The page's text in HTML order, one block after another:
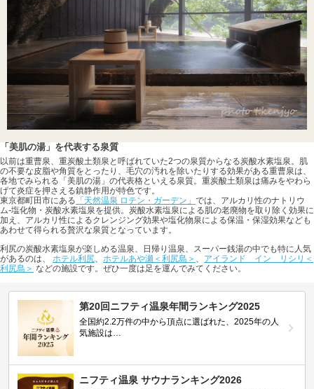
「美肌の湯」を代表する泉質
以前は重曹泉、重炭酸土類泉と呼ばれていた2つの泉質からなる炭酸水素塩泉。肌
の不要な皮脂や角質をとったり、毛穴の汚れを除いたりする効果がある重曹泉は、
各地でみられる「美肌の湯」の代表格といえる泉質。重炭酸土類泉は痛みをやわら
げて炎症を押さえる鎮静作用が特色です。
東京都町田市にある 「天然温泉 ロテン・ガーデン」 では、アルカリ性のナトリウ
ム-塩化物・炭酸水素塩泉を提供。炭酸水素塩泉による肌の老廃物を取り除く効果に
加え、アルカリ性によるクレンジング効果や塩化物泉による保温・保湿効果なども
あわせて得られる贅沢な泉質となっています。
利尻の炭酸水素塩泉が楽しめる温泉、日帰り温泉、スーパー銭湯の中でも特に人気
があるのは、 ホテル利尻、 ホテルあや瀬＜利尻島＞ 、 アイランド イン リシリ＜
利尻島＞ などの施設です。ぜひ一度は足を運んでみてください。
第20回ニフティ温泉年間ランキング2025
全国約2.2万件の中から頂点に選ばれた、2025年の人
気施設は…
ニフティ温泉 サウナランキング2026